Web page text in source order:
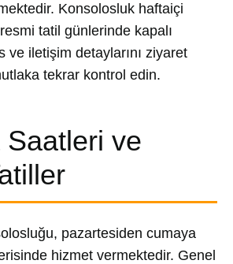
Konsolosluk haftaiçi
tatil günlerinde kapalı
ve iletişim detaylarını ziyaret
tekrar kontrol edin.
Saatleri ve
pazartesiden cumaya
hizmet vermektedir. Genel